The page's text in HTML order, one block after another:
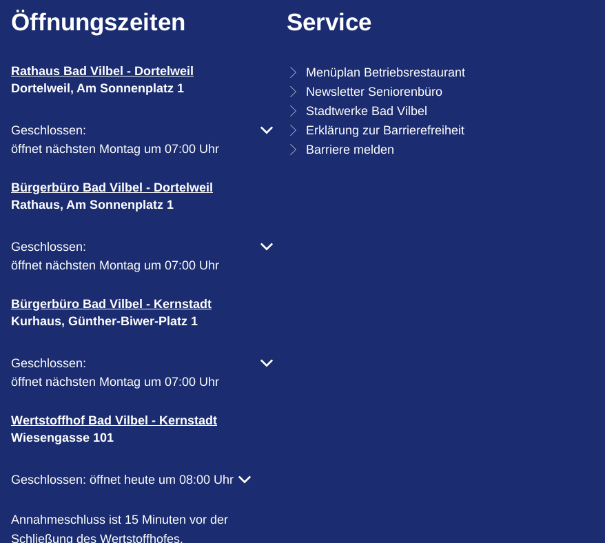
Öffnungszeiten
Rathaus Bad Vilbel - Dortelweil
Dortelweil, Am Sonnenplatz 1
Klicken, um weitere Öffnungs- oder Schließzeiten auszublenden
Geschlossen:
öffnet nächsten Montag um 07:00 Uhr
Bürgerbüro Bad Vilbel - Dortelweil
Rathaus, Am Sonnenplatz 1
Klicken, um weitere Öffnungs- oder Schließzeiten auszublenden
Geschlossen:
öffnet nächsten Montag um 07:00 Uhr
Bürgerbüro Bad Vilbel - Kernstadt
Kurhaus, Günther-Biwer-Platz 1
Klicken, um weitere Öffnungs- oder Schließzeiten auszublenden
Geschlossen:
öffnet nächsten Montag um 07:00 Uhr
Wertstoffhof Bad Vilbel - Kernstadt
Wiesengasse 101
Klicken, um weitere Öffnungs- oder Schließzeiten auszublenden
Geschlossen: öffnet heute um 08:00 Uhr
Annahmeschluss ist 15 Minuten vor der
Schließung des Wertstoffhofes.
Service
Menüplan Betriebsrestaurant
Newsletter Seniorenbüro
Stadtwerke Bad Vilbel
Erklärung zur Barrierefreiheit
Barriere melden